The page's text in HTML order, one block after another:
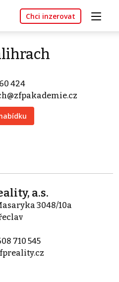
Chci inzerovat
424
a.s.
3048/10a
710 545